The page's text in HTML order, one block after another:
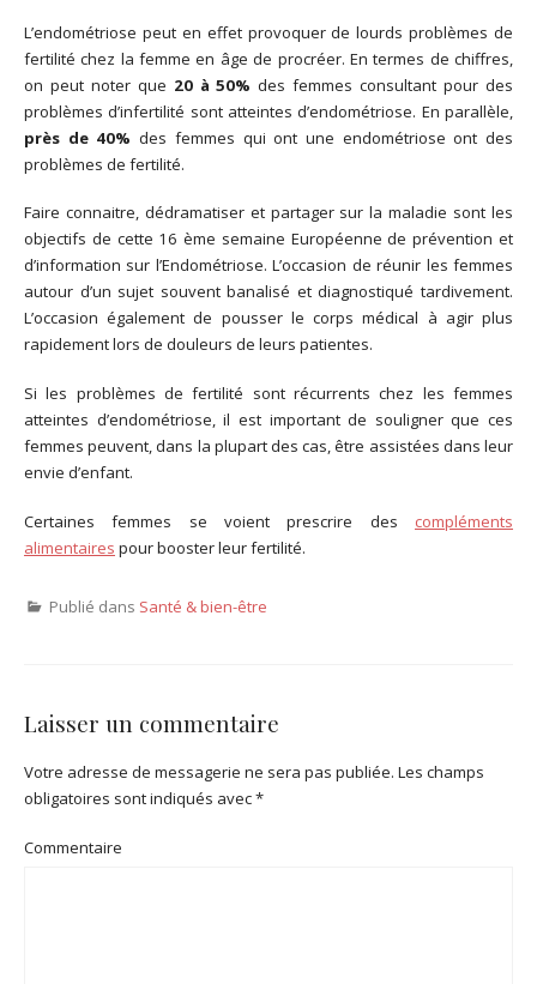
L’endométriose peut en effet provoquer de lourds problèmes de
fertilité chez la femme en âge de procréer. En termes de chiffres,
on peut noter que 20 à 50% des femmes consultant pour des
problèmes d’infertilité sont atteintes d’endométriose. En parallèle,
près de 40% des femmes qui ont une endométriose ont des
problèmes de fertilité.
Faire connaitre, dédramatiser et partager sur la maladie sont les
objectifs de cette 16 ème semaine Européenne de prévention et
d’information sur l’Endométriose. L’occasion de réunir les femmes
autour d’un sujet souvent banalisé et diagnostiqué tardivement.
L’occasion également de pousser le corps médical à agir plus
rapidement lors de douleurs de leurs patientes.
Si les problèmes de fertilité sont récurrents chez les femmes
atteintes d’endométriose, il est important de souligner que ces
femmes peuvent, dans la plupart des cas, être assistées dans leur
envie d’enfant.
Certaines femmes se voient prescrire des compléments
alimentaires pour booster leur fertilité.
Publié dans Santé & bien-être
Laisser un commentaire
Votre adresse de messagerie ne sera pas publiée. Les champs
obligatoires sont indiqués avec*
Commentaire